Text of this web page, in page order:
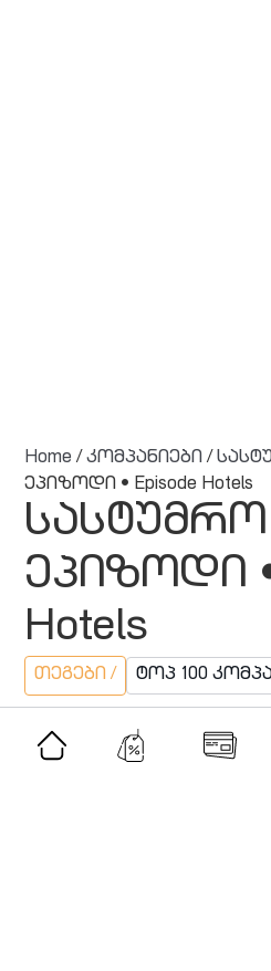
Home /კომპანიები /
ეპიზოდი • Episode Hotels
სასტუმრო
ეპიზოდი •
Hotels
თეგები / ტოპ 100
მსგავსი